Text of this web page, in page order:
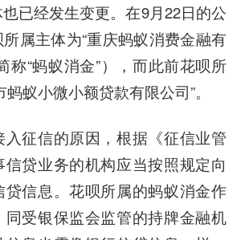
已经发生变更。在9月22日的公
属主体为“重庆蚂蚁消费金融有
称“蚂蚁消金”），而此前花呗所
蚂蚁小微小额贷款有限公司”。
征信的原因，根据《征信业管
贷业务的机构应当按照规定向
信息。花呗所属的蚂蚁消金作
同受银保监会监管的持牌金融机